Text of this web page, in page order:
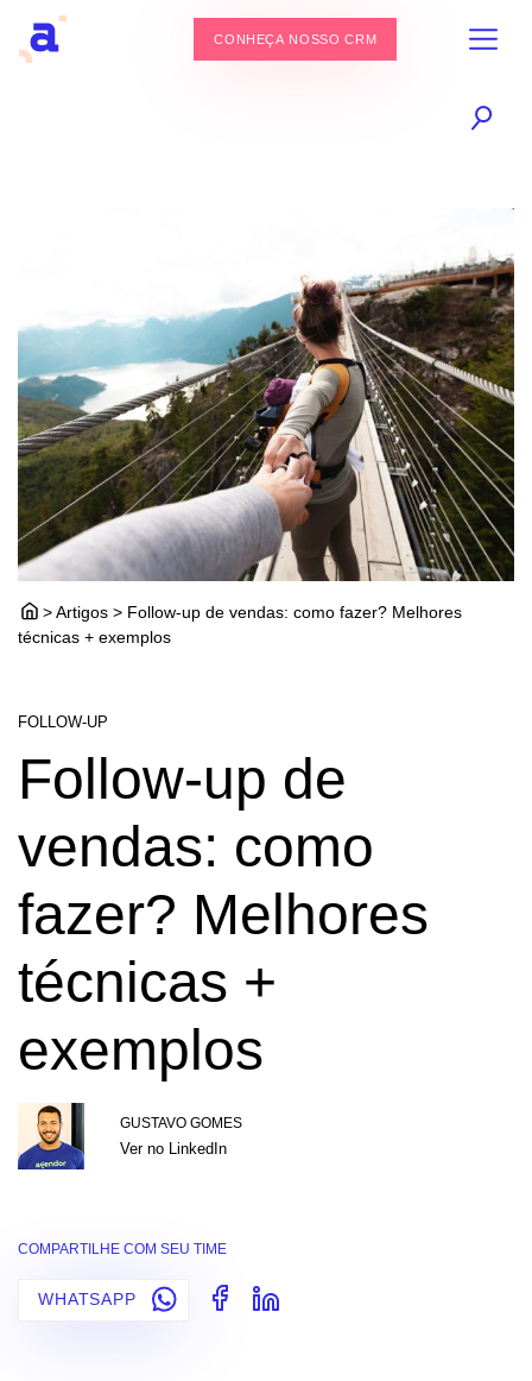
CONHEÇA NOSSO CRM
> Artigos > Follow-up de vendas: como fazer? Melhores
técnicas + exemplos
FOLLOW-UP
Follow-up de
vendas: como
fazer? Melhores
técnicas +
exemplos
GUSTAVO GOMES
Ver no LinkedIn
COMPARTILHE COM SEU TIME
WHATSAPP